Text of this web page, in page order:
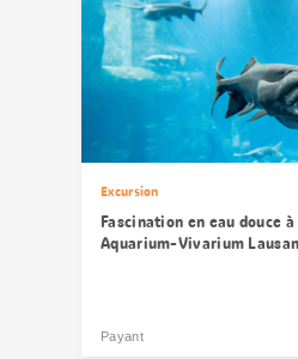
Excursion
Fascination en eau douce à
Aquarium-Vivarium
Payant